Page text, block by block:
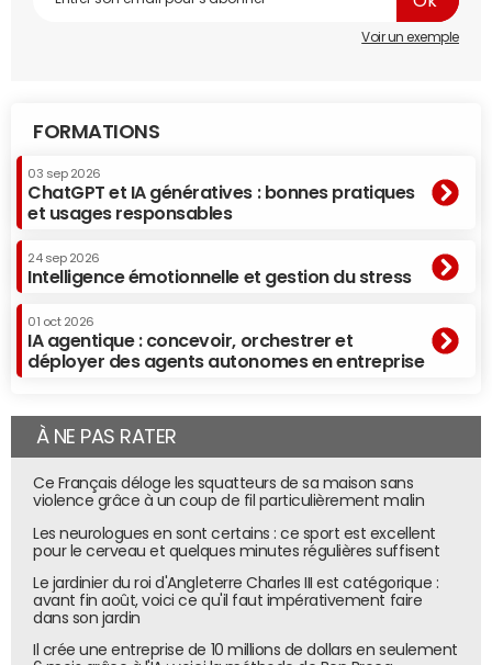
Voir un exemple
FORMATIONS
03 sep 2026
ChatGPT et IA génératives : bonnes pratiques
et usages responsables
24 sep 2026
Intelligence émotionnelle et gestion du stress
01 oct 2026
IA agentique : concevoir, orchestrer et
déployer des agents autonomes en entreprise
À NE PAS RATER
Ce Français déloge les squatteurs de sa maison sans
violence grâce à un coup de fil particulièrement malin
Les neurologues en sont certains : ce sport est excellent
pour le cerveau et quelques minutes régulières suffisent
Le jardinier du roi d'Angleterre Charles III est catégorique :
avant fin août, voici ce qu'il faut impérativement faire
dans son jardin
Il crée une entreprise de 10 millions de dollars en seulement